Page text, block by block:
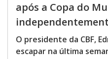
após a Copa do
O presidente da CBF,
escapar na última